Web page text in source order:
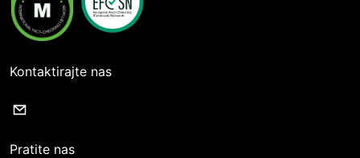
Kontaktirajte nas
Pratite nas